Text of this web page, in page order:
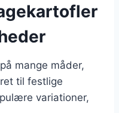
mange måder,
til festlige
variationer,